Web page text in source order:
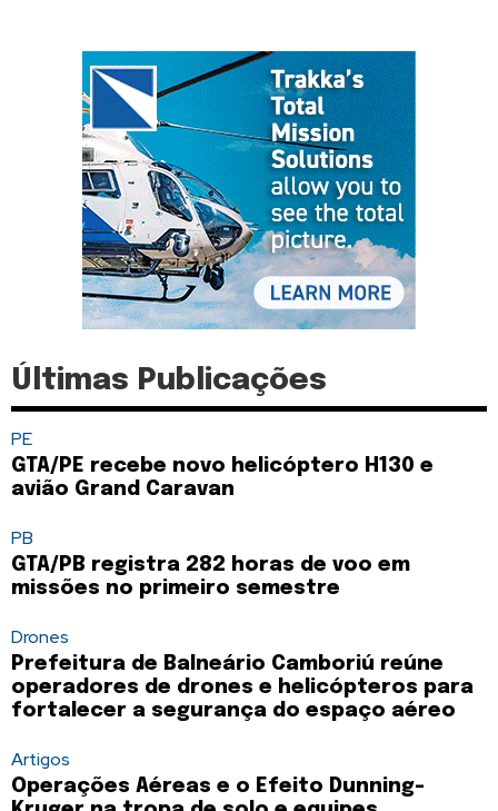
Últimas Publicações
PE
GTA/PE recebe novo helicóptero H130 e
avião Grand Caravan
PB
GTA/PB registra 282 horas de voo em
missões no primeiro semestre
Drones
Prefeitura de Balneário Camboriú reúne
operadores de drones e helicópteros para
fortalecer a segurança do espaço aéreo
Artigos
Operações Aéreas e o Efeito Dunning-